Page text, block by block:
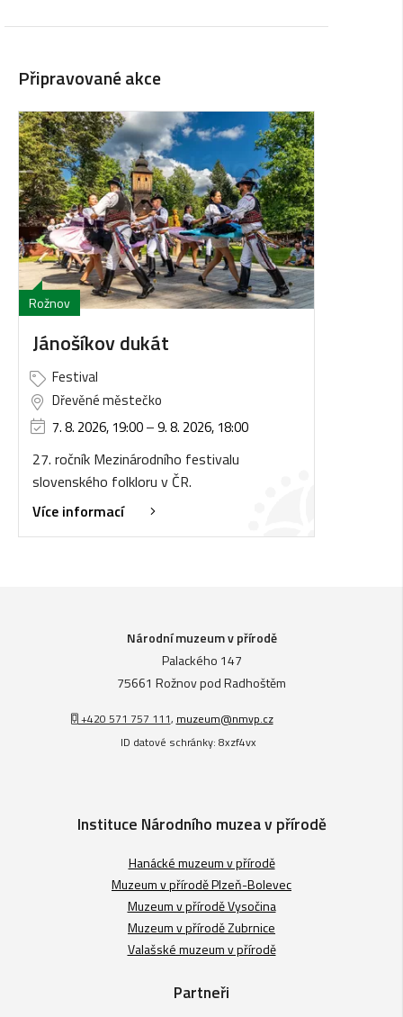
Připravované akce
Rožnov
Jánošíkov dukát
Festival
Dřevěné městečko
7. 8. 2026, 19:00–9. 8. 2026, 18:00
27. ročník Mezinárodního festivalu
slovenského folkloru v ČR.
Více informací
Národní muzeum v přírodě
Palackého 147
75661 Rožnov pod Radhoštěm
+420 571 757 111, muzeum@nmvp.cz
ID datové schránky: 8xzf4vx
Instituce Národního muzea v přírodě
Hanácké muzeum v přírodě
Muzeum v přírodě Plzeň-Bolevec
Muzeum v přírodě Vysočina
Muzeum v přírodě Zubrnice
Valašské muzeum v přírodě
Partneři